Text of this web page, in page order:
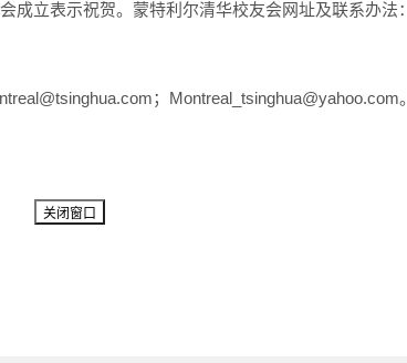
成立表示祝贺。蒙特利尔清华校友会网址及联系办法：
；Montreal_tsinghua@yahoo.com。